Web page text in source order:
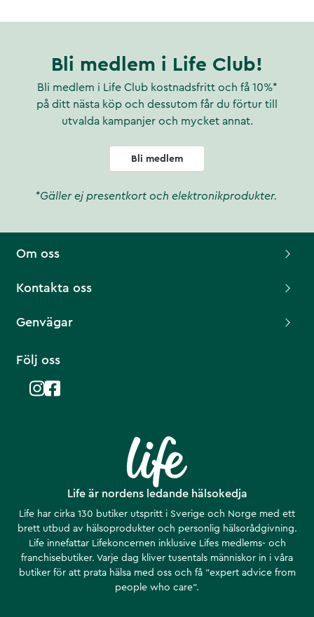
Bli medlem i Life Club!
Bli medlem i Life Club kostnadsfritt och få 10%*
på ditt nästa köp och dessutom får du förtur till
utvalda kampanjer och mycket annat.
Bli medlem
*Gäller ej presentkort och elektronikprodukter.
Life är nordens ledande hälsokedja
Life har cirka 130 butiker utspritt i Sverige och Norge med ett
brett utbud av hälsoprodukter och personlig hälsorådgivning.
Life innefattar Lifekoncernen inklusive Lifes medlems- och
franchisebutiker. Varje dag kliver tusentals människor in i våra
butiker för att prata hälsa med oss och få ”expert advice from
people who care”.
Om oss
Kontakta oss
Genvägar
Följ oss